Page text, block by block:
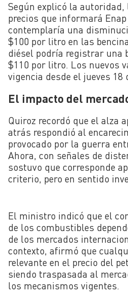
Según explicó la
precios que informará
contemplaría una
$100 por litro en las
diésel podría registrar una
$110 por litro. Los nuevos
vigencia desde el jueves 18
El impacto del
Quiroz recordó que el alza
atrás respondió al
provocado por la guerra
Ahora, con señales de
sostuvo que corresponde
criterio, pero en sentido
El ministro indicó que el
de los combustibles
de los mercados
contexto, afirmó que
relevante en el precio del
siendo traspasada al
los mecanismos vigentes.